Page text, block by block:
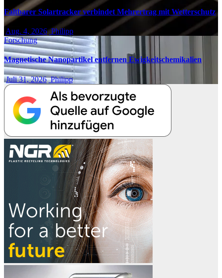
Faltbarer Solartracker verbindet Mehrertrag mit Wetterschutz
Aug. 4, 2026 Philipp
Forschung
Magnetische Nanopartikel entfernen Ewigkeitschemikalien
Juli 31, 2026 Philipp